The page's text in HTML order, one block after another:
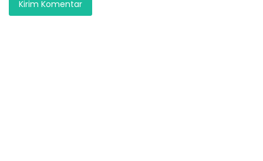
Kirim Komentar